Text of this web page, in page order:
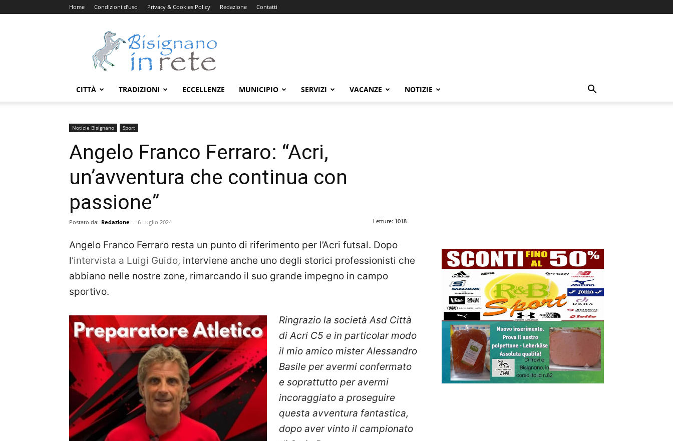
Home Condizioni d’uso Privacy & Cookies Policy Redazione Contatti
Bisignanoinrete.com
CITTÀ TRADIZIONI ECCELLENZE MUNICIPIO SERVIZI VACANZE NOTIZIE
Notizie Bisignano Sport
Angelo Franco Ferraro: “Acri,
un’avventura che continua con
passione”
Postato da: Redazione - 6 Luglio 2024 Letture: 1018
Angelo Franco Ferraro resta un punto di riferimento per l’Acri futsal. Dopo
l‘intervista a Luigi Guido, interviene anche uno degli storici professionisti che
abbiano nelle nostre zone, rimarcando il suo grande impegno in campo
sportivo.
Ringrazio la società Asd Città
di Acri C5 e in particolar modo
il mio amico mister Alessandro
Basile per avermi confermato
e soprattutto per avermi
incoraggiato a proseguire
questa avventura fantastica,
dopo aver vinto il campionato